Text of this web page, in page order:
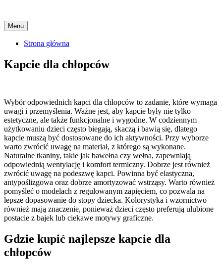
Menu Skip
to
content
Strona główna
Kapcie dla chłopców
Wybór odpowiednich kapci dla chłopców to zadanie, które wymaga
uwagi i przemyślenia. Ważne jest, aby kapcie były nie tylko
estetyczne, ale także funkcjonalne i wygodne. W codziennym
użytkowaniu dzieci często biegają, skaczą i bawią się, dlatego
kapcie muszą być dostosowane do ich aktywności. Przy wyborze
warto zwrócić uwagę na materiał, z którego są wykonane.
Naturalne tkaniny, takie jak bawełna czy wełna, zapewniają
odpowiednią wentylację i komfort termiczny. Dobrze jest również
zwrócić uwagę na podeszwę kapci. Powinna być elastyczna,
antypoślizgowa oraz dobrze amortyzować wstrząsy. Warto również
pomyśleć o modelach z regulowanym zapięciem, co pozwala na
lepsze dopasowanie do stopy dziecka. Kolorystyka i wzornictwo
również mają znaczenie, ponieważ dzieci często preferują ulubione
postacie z bajek lub ciekawe motywy graficzne.
Gdzie kupić najlepsze kapcie dla
chłopców